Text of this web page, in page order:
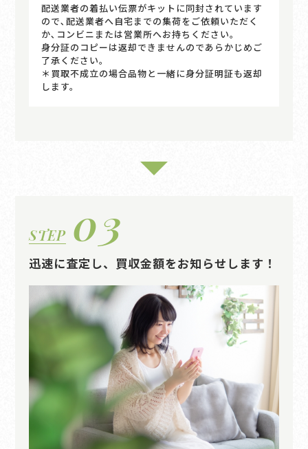
配送業者の着払い伝票がキットに同封されています
ので､配送業者へ自宅までの集荷をご依頼いただく
か､コンビニまたは営業所へお持ちください｡
身分証のコピーは返却できませんのであらかじめご
了承ください。
＊買取不成立の場合品物と一緒に身分証明証も返却
します。
STEP 03
迅速に査定し、買収金額をお知らせします！